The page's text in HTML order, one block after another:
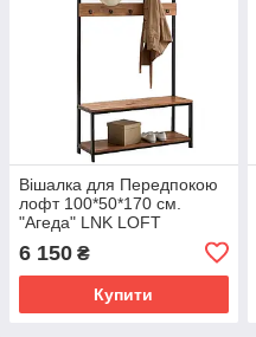
Вішалка для Передпокою
лофт 100*50*170 см.
"Агеда" LNK LOFT
6 150 ₴
Купити